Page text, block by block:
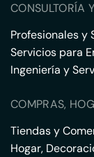
CONSULTORÍA
Profesionales y
Servicios para
Ingeniería y
COMPRAS,
Tiendas y
Hogar,